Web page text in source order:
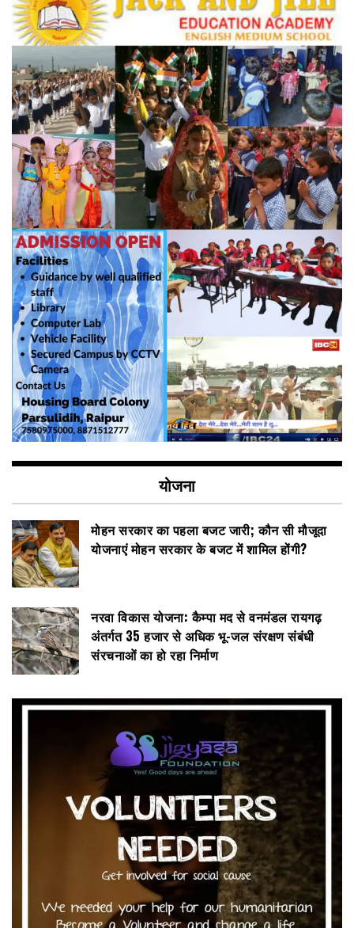
योजना
मोहन सरकार का पहला बजट जारी; कौन सी मौजूदा
योजनाएं मोहन सरकार के बजट में शामिल होंगी?
नरवा विकास योजना: कैम्पा मद से वनमंडल रायगढ़
अंतर्गत 35 हजार से अधिक भू-जल संरक्षण संबंधी
संरचनाओं का हो रहा निर्माण